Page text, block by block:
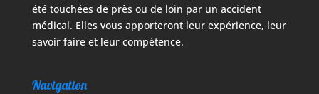
été touchées de près ou de loin par un accident
médical. Elles vous apporteront leur expérience, leur
savoir faire et leur compétence.
Navigation